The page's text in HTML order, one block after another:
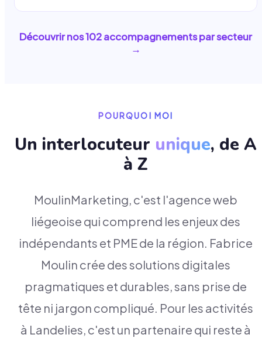
Découvrir nos102accompagnements par secteur
→
POURQUOI MOI
Un interlocuteur unique, de A
à Z
MoulinMarketing, c'est l'agence web
liégeoise qui comprend les enjeux des
indépendants et PME de la région. Fabrice
Moulin crée des solutions digitales
pragmatiques et durables, sans prise de
tête ni jargon compliqué. Pour les activités
à Landelies, c'est un partenaire qui reste à